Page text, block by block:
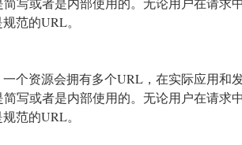
范的URL。
个资源会拥有多个URL，在实际应用和
写或者是内部使用的。无论用户在请求
范的URL。